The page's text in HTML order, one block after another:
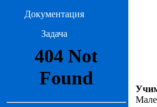
Документация
Задача